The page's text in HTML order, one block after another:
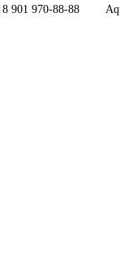
8 901 970-88-88